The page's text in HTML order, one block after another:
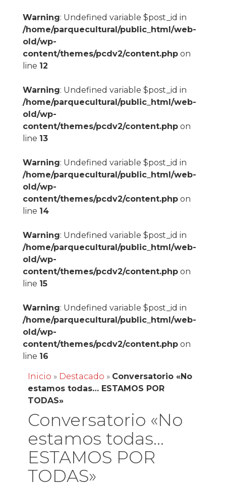
Warning: Undefined variable $post_id in
/home/parquecultural/public_html/web-
old/wp-
content/themes/pcdv2/content.phpon
line 12
Warning: Undefined variable $post_id in
/home/parquecultural/public_html/web-
old/wp-
content/themes/pcdv2/content.phpon
line 13
Warning: Undefined variable $post_id in
/home/parquecultural/public_html/web-
old/wp-
content/themes/pcdv2/content.phpon
line 14
Warning: Undefined variable $post_id in
/home/parquecultural/public_html/web-
old/wp-
content/themes/pcdv2/content.phpon
line 15
Warning: Undefined variable $post_id in
/home/parquecultural/public_html/web-
old/wp-
content/themes/pcdv2/content.phpon
line 16
Inicio » Destacado » Conversatorio «No
estamos todas… ESTAMOS POR
TODAS»
Conversatorio «No
estamos todas…
ESTAMOS POR
TODAS»